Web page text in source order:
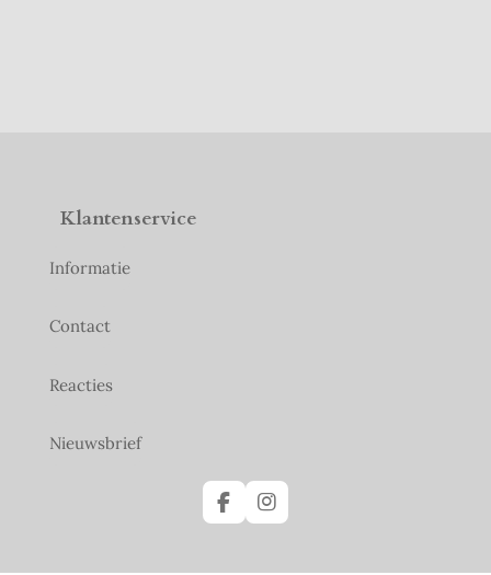
Klantenservice
Informatie
Contact
Reacties
Nieuwsbrief
F
a
e
I
n
t